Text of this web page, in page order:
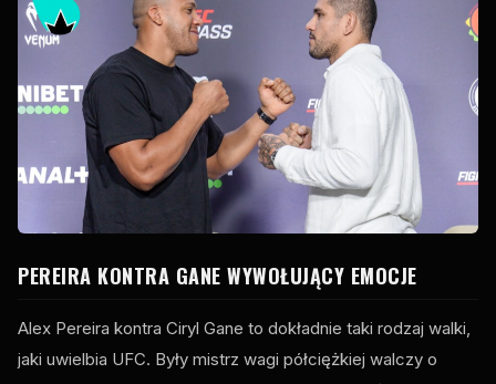
PEREIRA KONTRA GANE WYWOŁUJĄCY EMOCJE
Alex Pereira kontra Ciryl Gane to dokładnie taki rodzaj walki,
jaki uwielbia UFC. Były mistrz wagi półciężkiej walczy o